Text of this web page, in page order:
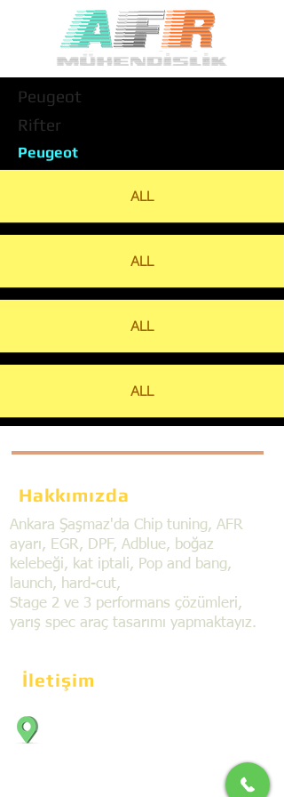
Peugeot
Rifter
Peugeot
ALL
ALL
ALL
ALL
Hakkımızda
Ankara Şaşmaz'da Chip tuning, AFR
ayarı, EGR, DPF, Adblue, boğaz
kelebeği, kat iptali, Pop and bang,
launch, hard-cut,
Stage 2 ve 3 performans çözümleri,
yarış spec araç tasarımı yapmaktayız.
İletişim